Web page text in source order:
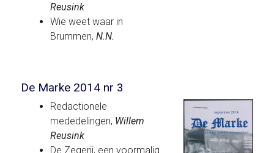
Reusink
Wie weet waar in
Brummen,N.N.
De Marke 2014 nr 3
Redactionele
mededelingen, Willem
Reusink
De Zegerij, een voormalig